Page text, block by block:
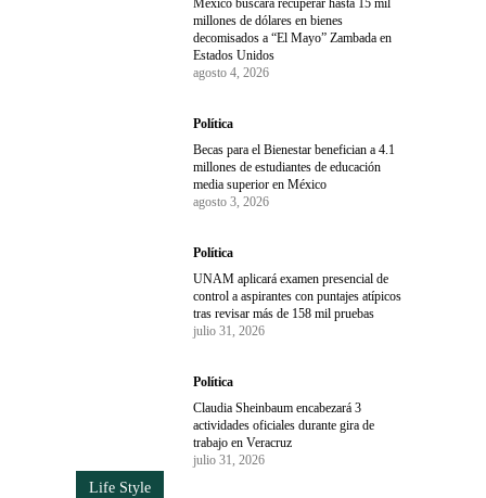
México buscará recuperar hasta 15 mil
millones de dólares en bienes
decomisados a “El Mayo” Zambada en
Estados Unidos
agosto 4, 2026
Política
Becas para el Bienestar benefician a 4.1
millones de estudiantes de educación
media superior en México
agosto 3, 2026
Política
UNAM aplicará examen presencial de
control a aspirantes con puntajes atípicos
tras revisar más de 158 mil pruebas
julio 31, 2026
Política
Claudia Sheinbaum encabezará 3
actividades oficiales durante gira de
trabajo en Veracruz
julio 31, 2026
Life Style